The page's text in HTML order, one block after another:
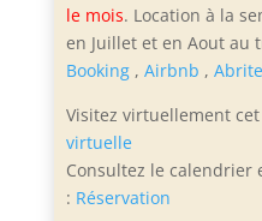
le mois. Location à la
en Juillet et en Aout au
Booking, Airbnb ,
Visitez virtuellement
virtuelle
Consultez le calendrier
: Réservation